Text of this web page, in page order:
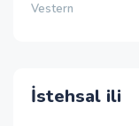
Vestern
İstehsal ili